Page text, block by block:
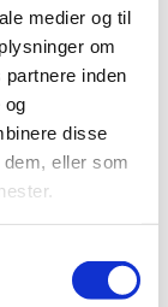
medier og til
om
inden
og
disse
eller som
og malign